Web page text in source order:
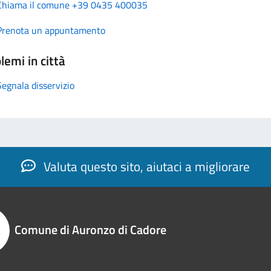
il comune +39 0435 400035
un appuntamento
in città
disservizio
Valuta questo sito, aiutaci a migliorare
Comune di Auronzo di Cadore